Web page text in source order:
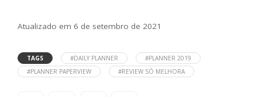
Atualizado em 6 de setembro de 2021
TAGS #DAILY PLANNER
#PLANNER 2019
#PLANNER PAPERVIEW
#REVIEW SÓ MELHORA